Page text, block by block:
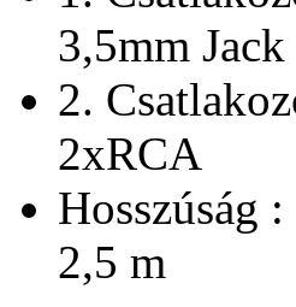
3,5mm Jack
2.
2xRCA
Hosszúság :
2,5 m